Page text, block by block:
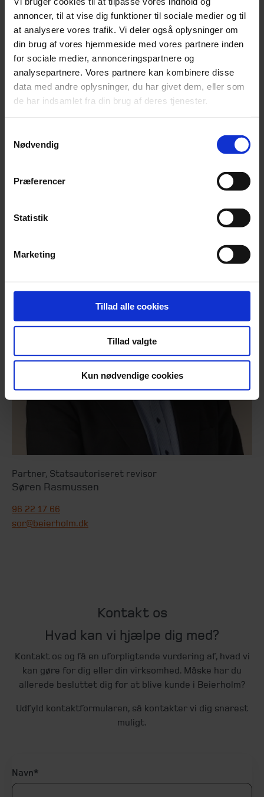
annoncer, til at vise dig funktioner til sociale medier og til
at analysere vores trafik. Vi deler også oplysninger om
din brug af vores hjemmeside med vores partnere inden
for sociale medier, annonceringspartnere og
analysepartnere. Vores partnere kan kombinere disse
data med andre oplysninger, du har givet dem, eller som
de har indsamlet fra din brug af deres tjenester.
Nødvendig
Præferencer
Statistik
Marketing
Tillad alle cookies
Tillad valgte
Kun nødvendige cookies
Partner Statsautoriseret revisor
Dennis Høyer
Partner, Statsautoriseret revisor
Søren Rasmussen
96 22 17 66
sor@beierholm.dk
Kontakt os
Hvad kan vi hjælpe dig med?
Kontakt os og få en uforpligtende vurdering af, hvad vi
kan gøre for dig eller din virksomhed. Måske har du
allerede besluttet dig for at blive kunde i Beierholm?
Udfyld kontaktformularen, så kontakter vi dig snarest
muligt.
Navn